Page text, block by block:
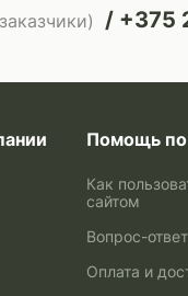
+375
Помощь по
Как
сайтом
Вопрос-ответ
Оплата и